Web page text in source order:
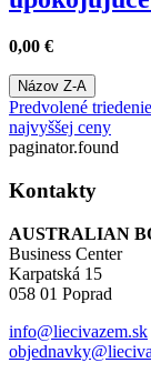
0,00 €
Názov Z-A
Predvolené triedenie
najvyššej ceny
paginator.found
Kontakty
AUSTRALIAN
Business Center
Karpatská 15
058 01 Poprad
info@liecivazem.sk